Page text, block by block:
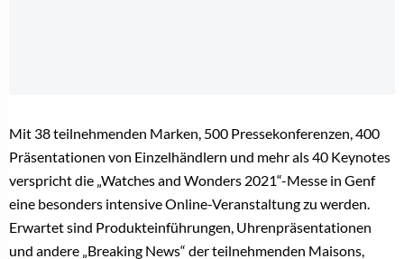
Mit 38 teilnehmenden Marken, 500 Pressekonferenzen, 400
Präsentationen von Einzelhändlern und mehr als 40 Keynotes
verspricht die „Watches and Wonders 2021“-Messe in Genf
eine besonders intensive Online-Veranstaltung zu werden.
Erwartet sind Produkteinführungen, Uhrenpräsentationen
und andere „Breaking News“ der teilnehmenden Maisons,